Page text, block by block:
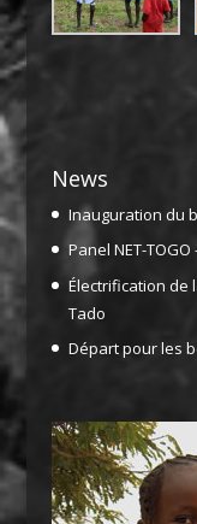
News
Inauguration du
Panel NET-TOGO
Électrification de
Tado
Départ pour les